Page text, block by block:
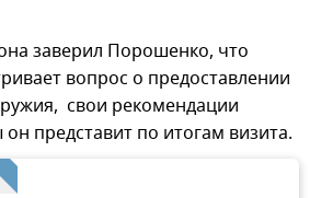
заверил Порошенко, что
вопрос о предоставлении
свои рекомендации
он представит по итогам визита.